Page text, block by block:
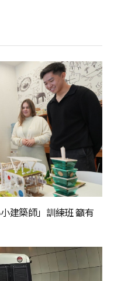
建築師」訓練班 籲有